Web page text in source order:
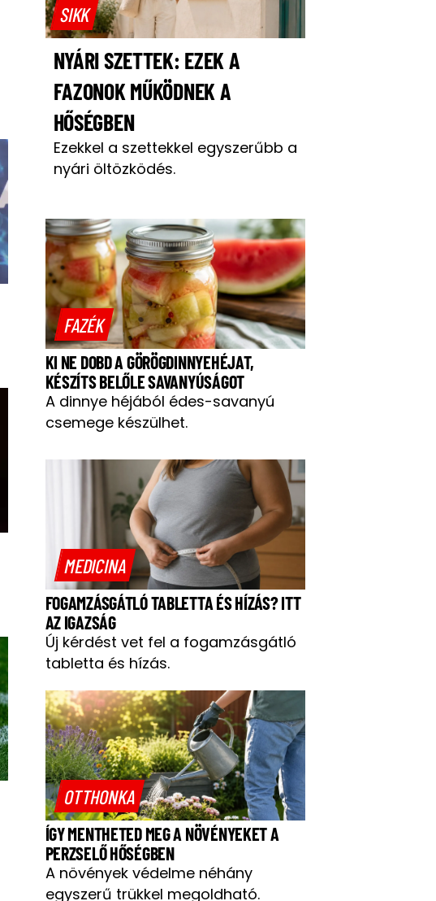
SIKK
NYÁRI SZETTEK: EZEK A
FAZONOK MŰKÖDNEK A
HŐSÉGBEN
Ezekkel a szettekkel egyszerűbb a
nyári öltözködés.
FAZÉK
KI NE DOBD A GÖRÖGDINNYEHÉJAT,
KÉSZÍTS BELŐLE SAVANYÚSÁGOT
A dinnye héjából édes-savanyú
csemege készülhet.
MEDICINA
FOGAMZÁSGÁTLÓ TABLETTA ÉS HÍZÁS? ITT
AZ IGAZSÁG
Új kérdést vet fel a fogamzásgátló
tabletta és hízás.
OTTHONKA
ÍGY MENTHETED MEG A NÖVÉNYEKET A
PERZSELŐ HŐSÉGBEN
A növények védelme néhány
egyszerű trükkel megoldható.